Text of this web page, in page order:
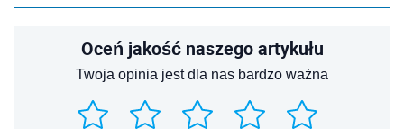
Oceń jakość naszego artykułu
Twoja opinia jest dla nas bardzo ważna